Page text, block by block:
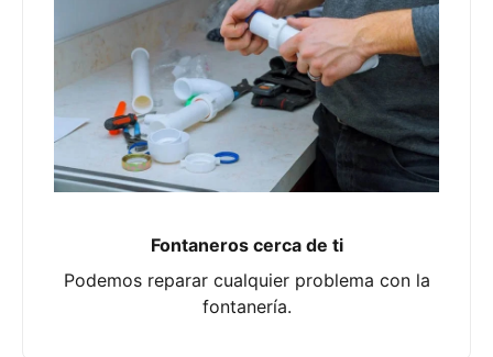
Fontaneros cerca de ti
Podemos reparar cualquier problema con la
fontanería.